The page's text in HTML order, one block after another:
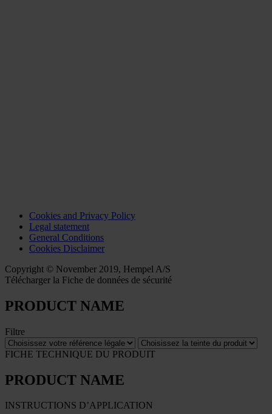
Cookies and Privacy Policy
Legal statement
General Conditions
Cookies Disclaimer
Copyright © November 2019, Hempel A/S
Télécharger la Fiche de données de sécurité
PRODUCT NAME
Filtre
FICHE TECHNIQUE DU PRODUIT
PRODUCT NAME
INSTRUCTIONS D’APPLICATION